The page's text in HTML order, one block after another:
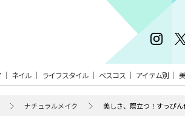
ネイル ライフスタイル ベスコス アイテム別
ナチュラルメイク 美しさ、際立つ！すっぴん